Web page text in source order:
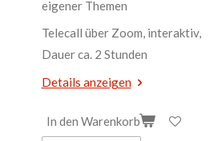
eigener Themen
Telecall über Zoom, interaktiv,
Dauer ca. 2 Stunden
Details anzeigen
In den Warenkorb